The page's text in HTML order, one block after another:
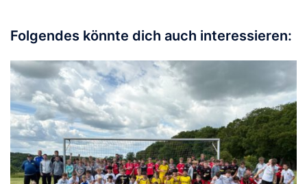
Folgendes könnte dich auch interessieren: